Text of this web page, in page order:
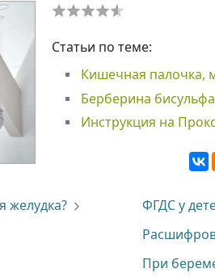
Статьи по теме:
Кишечная палочка,
Берберина
Инструкция на
желудка?
ФГДС у
При